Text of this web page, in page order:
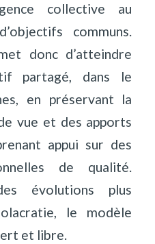
collective au
communs.
donc d’atteindre
partagé, dans le
en préservant la
vue et des apports
appui sur des
de qualité.
évolutions plus
le modèle
et libre.